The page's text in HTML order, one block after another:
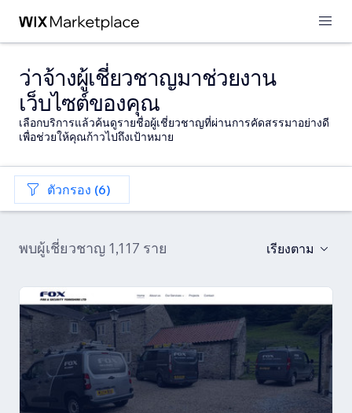
ว่าจ้างผู้เชี่ยวชาญมาช่วยงาน
เว็บไซต์ของคุณ
เลือกบริการแล้วค้นดูรายชื่อผู้เชี่ยวชาญที่ผ่านการคัดสรรมาอย่างดี
เพื่อช่วยให้คุณก้าวไปถึงเป้าหมาย
ตัวกรอง (6)
พบผู้เชี่ยวชาญ 1,117 ราย เรียงตาม